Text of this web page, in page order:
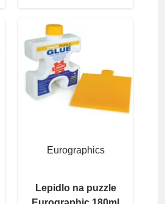
Eurographics
Lepidlo na puzzle